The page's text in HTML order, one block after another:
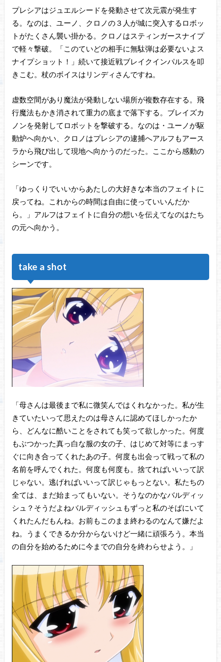
プレシアはジュエルシードを発動させて次元震が発生す
る。なのは、ユーノ、クロノの３人が城に突入するロボッ
トがたくさん襲い掛かる。クロノはスティンガースナイプ
で軽々撃破。「このていどの相手に無駄弾は必要ないよス
ナイプショット！」続いて接近戦ブレイクインパルスを叩
きこむ。杖のボイスはリンディさんですね。
虚数空間があり魔法が発動しない場所が複数存在する。飛
行魔法もかき消されて重力の底まで落下する。ブレイズカ
ノンを発射してロボットを撃破する。なのは・ユーノが駆
動炉へ向かい、クロノはプレシアの逮捕へアルフもアース
ラから飛び出して現地へ向かうのだった。ここから感動の
シーンです。
「ゆっくりでいいからあたしの大好きな本当のフェイトに
戻ってね。これからの時間は自由に使っていいんだか
ら。」アルフはフェイトに自分の想いを伝えてなのはたち
の元へ向かう。
take a shot
「母さんは最後まで私に微笑んではくれなかった。私が生
きていたいって思えたのは母さんに認めてほしかったか
ら、どんなに酷いことをされても笑って欲しかった。何度
もぶつかった真っ白な服の女の子、はじめて対等にまっす
ぐに向き合ってくれたあの子。何度も出会って戦って私の
名前を呼んでくれた。何度も何度も。捨てればいいって訳
じゃない。逃げればいいって訳じゃもっとない。私たちの
全ては、まだ始まってもいない。そうなのかなバルディッ
シュ？そうだよねバルディッシュもずっと私のそばにいて
くれたんだもんね。お前もこのまま終わるのなんて嫌だよ
ね。うまくできるか分からないけど一緒に頑張ろう。本当
の自分を始めるために今までの自分を終わらせよう。」